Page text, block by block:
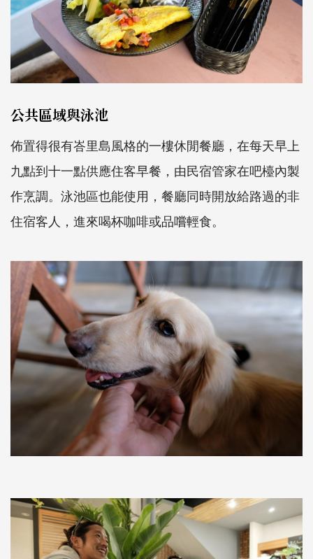
公共區域與泳池
佈置得很有峇里島風格的一樓休閒餐廳，在每天早上
九點到十一點供應住客早餐，由民宿管家在吧檯內製
作烹調。泳池區也能使用，餐廳同時開放給路過的非
住宿客人，進來喝杯咖啡或品嚐輕食。